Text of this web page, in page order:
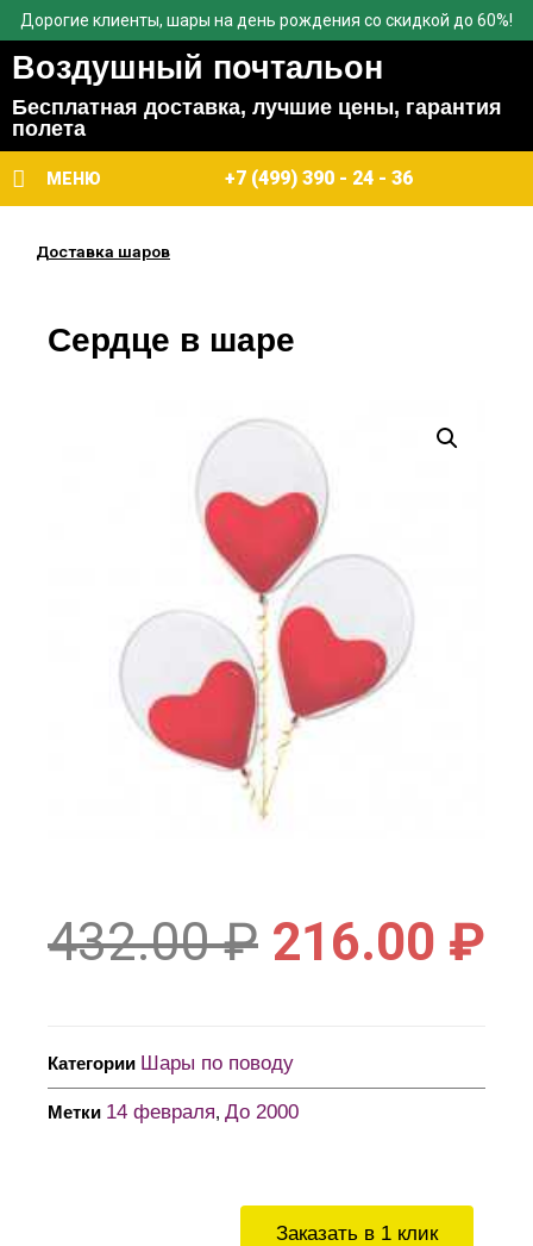
Дорогие клиенты, шары на день рождения со скидкой до 60%!
Воздушный почтальон
Бесплатная доставка, лучшие цены, гарантия
полета
МЕНЮ +7 (499) 390 - 24 - 36
Доставка шаров
Заказать в 1 клик
Сердце в шаре
432.00₽ 216.00 ₽
Категории Шары по поводу
Метки 14 февраля, До 2000